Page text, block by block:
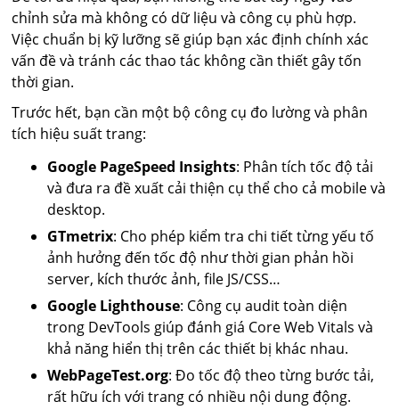
chỉnh sửa mà không có dữ liệu và công cụ phù hợp.
Việc chuẩn bị kỹ lưỡng sẽ giúp bạn xác định chính xác
vấn đề và tránh các thao tác không cần thiết gây tốn
thời gian.
Trước hết, bạn cần một bộ công cụ đo lường và phân
tích hiệu suất trang:
Google PageSpeed Insights: Phân tích tốc độ tải
và đưa ra đề xuất cải thiện cụ thể cho cả mobile và
desktop.
GTmetrix: Cho phép kiểm tra chi tiết từng yếu tố
ảnh hưởng đến tốc độ như thời gian phản hồi
server, kích thước ảnh, file JS/CSS…
Google Lighthouse: Công cụ audit toàn diện
trong DevTools giúp đánh giá Core Web Vitals và
khả năng hiển thị trên các thiết bị khác nhau.
WebPageTest.org: Đo tốc độ theo từng bước tải,
rất hữu ích với trang có nhiều nội dung động.